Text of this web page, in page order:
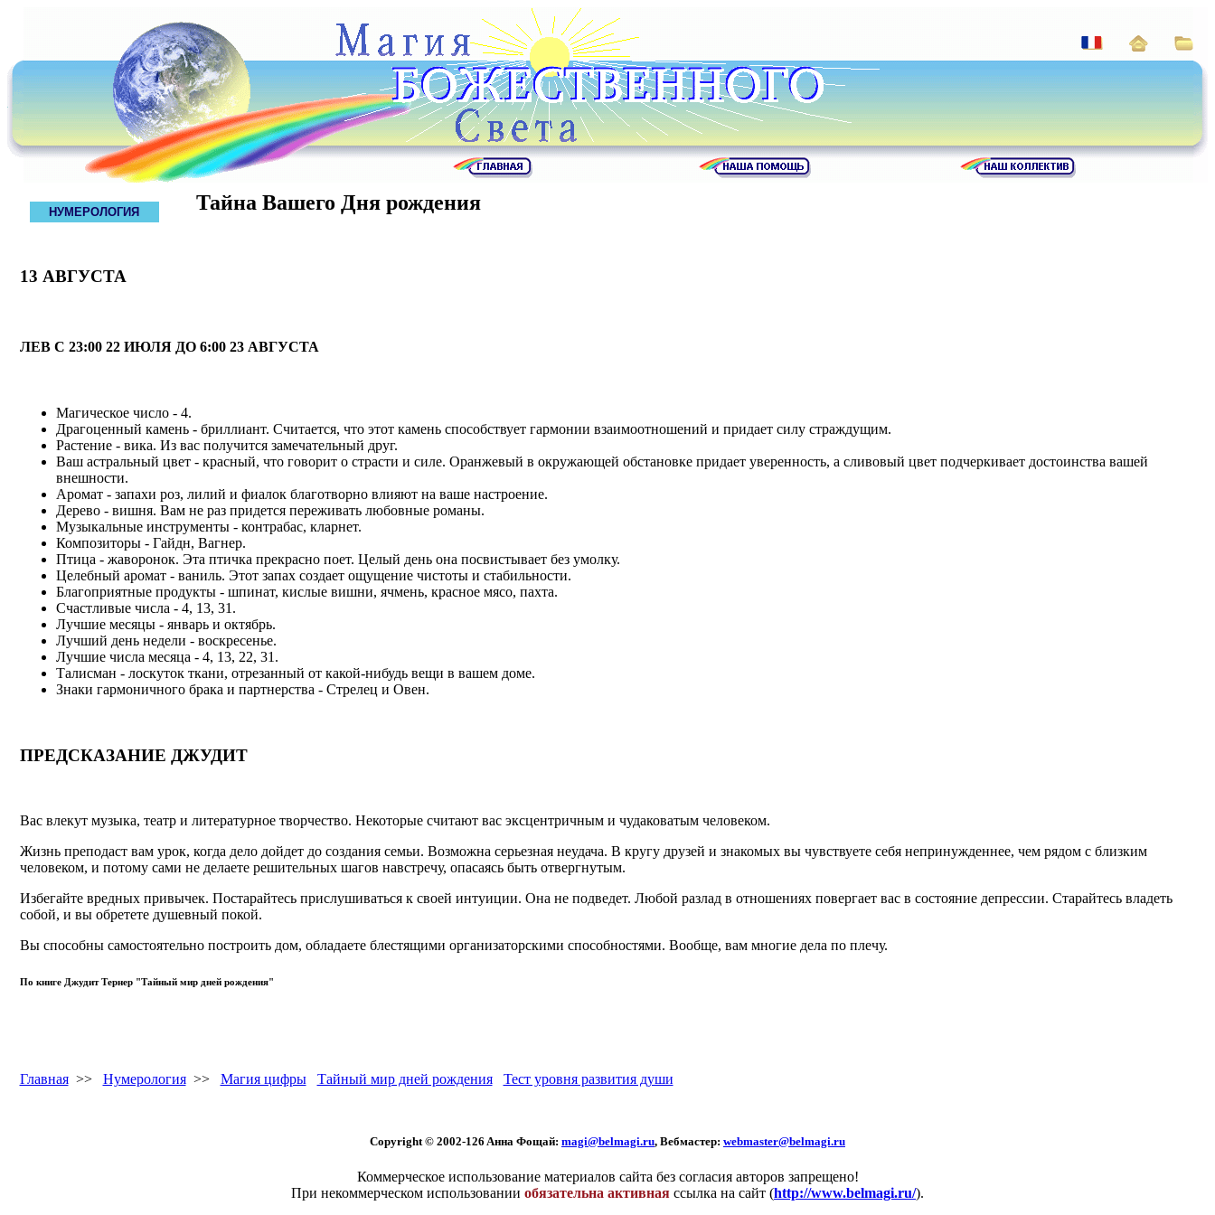
НУМЕРОЛОГИЯ Тайна Вашего Дня рождения
13 АВГУСТА
ЛЕВ С 23:00 22 ИЮЛЯ ДО 6:00 23 АВГУСТА
Магическое число - 4.
Драгоценный камень - бриллиант. Считается, что этот камень способствует гармонии взаимоотношений и придает силу страждущим.
Растение - вика. Из вас получится замечательный друг.
Ваш астральный цвет - красный, что говорит о страсти и силе. Оранжевый в окружающей обстановке придает уверенность, а сливовый цвет подчеркивает достоинства вашей
внешности.
Аромат - запахи роз, лилий и фиалок благотворно влияют на ваше настроение.
Дерево - вишня. Вам не раз придется переживать любовные романы.
Музыкальные инструменты - контрабас, кларнет.
Композиторы - Гайдн, Вагнер.
Птица - жаворонок. Эта птичка прекрасно поет. Целый день она посвистывает без умолку.
Целебный аромат - ваниль. Этот запах создает ощущение чистоты и стабильности.
Благоприятные продукты - шпинат, кислые вишни, ячмень, красное мясо, пахта.
Счастливые числа - 4, 13, 31.
Лучшие месяцы - январь и октябрь.
Лучший день недели - воскресенье.
Лучшие числа месяца - 4, 13, 22, 31.
Талисман - лоскуток ткани, отрезанный от какой-нибудь вещи в вашем доме.
Знаки гармоничного брака и партнерства - Стрелец и Овен.
ПРЕДСКАЗАНИЕ ДЖУДИТ
Вас влекут музыка, театр и литературное творчество. Некоторые считают вас эксцентричным и чудаковатым человеком.
Жизнь преподаст вам урок, когда дело дойдет до создания семьи. Возможна серьезная неудача. В кругу друзей и знакомых вы чувствуете себя непринужденнее, чем рядом с близким
человеком, и потому сами не делаете решительных шагов навстречу, опасаясь быть отвергнутым.
Избегайте вредных привычек. Постарайтесь прислушиваться к своей интуиции. Она не подведет. Любой разлад в отношениях повергает вас в состояние депрессии. Старайтесь владеть
собой, и вы обретете душевный покой.
Вы способны самостоятельно построить дом, обладаете блестящими организаторскими способностями. Вообще, вам многие дела по плечу.
По книге Джудит Тернер "Тайный мир дней рождения"
Главная>> Нумерология>> Магия цифры Тайный мир дней рождения Тест уровня развития души
Copyright © 2002-126 Aннa Фoщaй: magi@belmagi.ru, Вебмастер: webmaster@belmagi.ru
Коммерческое использование материалов сайта без согласия авторов запрещено!
При некоммерческом использовании обязательна активная ссылка на сайт (http://www.belmagi.ru/).